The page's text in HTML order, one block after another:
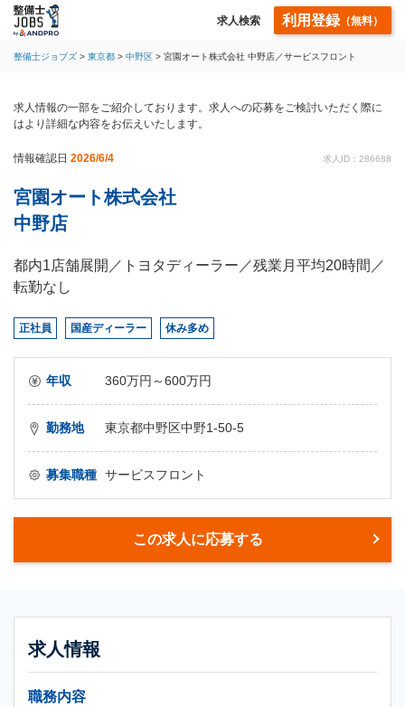
求人検索 利用登録（無料）
整備士ジョブズ 東京都 中野区 宮園オート株式会社 中野店／サービスフロント
求人情報の一部をご紹介しております。求人への応募をご検討いただく際に
はより詳細な内容をお伝えいたします。
情報確認日 2026/6/4 求人ID：286688
宮園オート株式会社
中野店
都内1店舗展開／トヨタディーラー／残業月平均20時間／
転勤なし
正社員 国産ディーラー 休み多め
年収 360万円～600万円
勤務地 東京都中野区中野1-50-5
募集職種 サービスフロント
この求人に応募する
求人情報
職務内容